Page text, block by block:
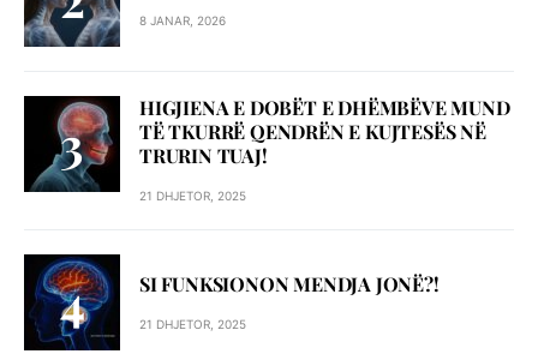
8 JANAR, 2026
HIGJIENA E DOBËT E DHËMBËVE MUND
TË TKURRË QENDRËN E KUJTESËS NË
TRURIN TUAJ!
21 DHJETOR, 2025
SI FUNKSIONON MENDJA JONË?!
21 DHJETOR, 2025